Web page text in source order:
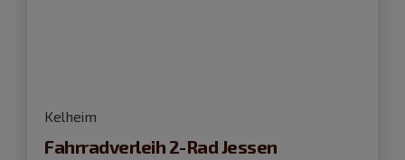
Kelheim
Fahrradverleih 2-Rad Jessen